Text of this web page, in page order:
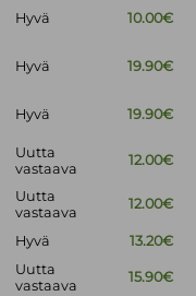
Hyvä 10.00€
Hyvä 19.90€
Hyvä 19.90€
Uutta
vastaava
12.00€
Uutta
vastaava
12.00€
Hyvä 13.20€
Uutta
vastaava
15.90€